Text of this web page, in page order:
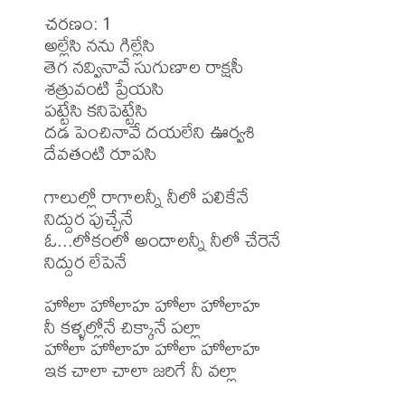
చరణం: 1
అల్లేసి నను గిల్లేసి
తెగ నవ్వినావే సుగుణాల రాక్షసీ
శత్రువంటి ప్రేయసి
పట్టేసి కనిపెట్టేసి
దడ పెంచినావే దయలేని ఊర్వశి
దేవతంటి రూపసి
గాలుల్లో రాగాలన్నీ నీలో పలికేనే
నిద్దుర పుచ్చేనే
ఓ...లోకంలో అందాలన్నీ నీలో చేరెనే
నిద్దుర లేపెనే
హోలా హోలాహ హోలా హోలాహ
నీ కళ్ళల్లోనే చిక్కానే పల్లా
హోలా హోలాహ హోలా హోలాహ
ఇక చాలా చాలా జరిగే నీ వల్లా